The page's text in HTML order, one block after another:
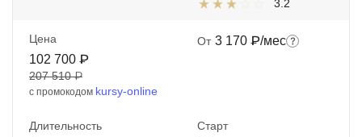
3.2
Цена
102 700 ₽
207 510 ₽
с промокодом kursy-online
От 3 170 ₽/мес
Длительность Старт